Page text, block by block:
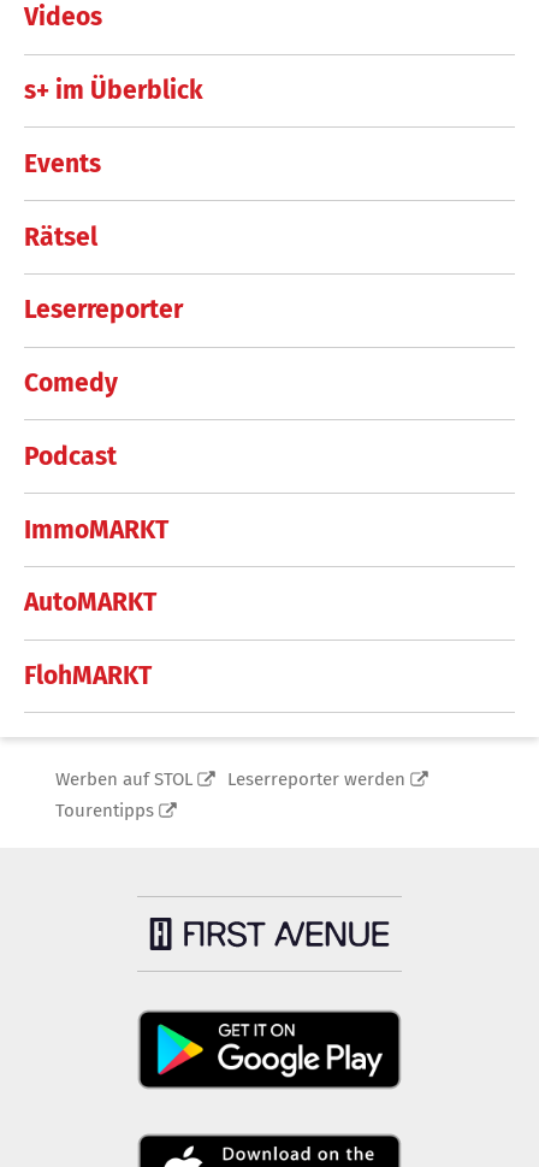
Videos
s+ im Überblick
Events
Rätsel
Leserreporter
Comedy
Podcast
ImmoMARKT
AutoMARKT
FlohMARKT
Werben auf STOL
Leserreporter werden
Tourentipps